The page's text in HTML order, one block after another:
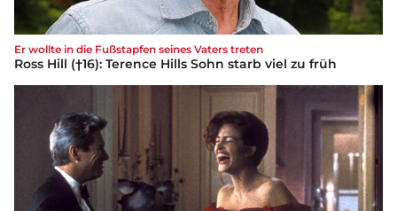
Er wollte in die Fußstapfen seines Vaters treten
Ross Hill (†16): Terence Hills Sohn starb viel zu früh